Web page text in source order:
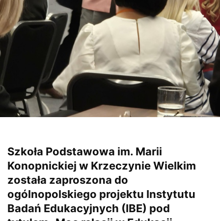
Szkoła Podstawowa im. Marii
Konopnickiej w Krzeczynie Wielkim
została zaproszona do
ogólnopolskiego projektu Instytutu
Badań Edukacyjnych (IBE) pod